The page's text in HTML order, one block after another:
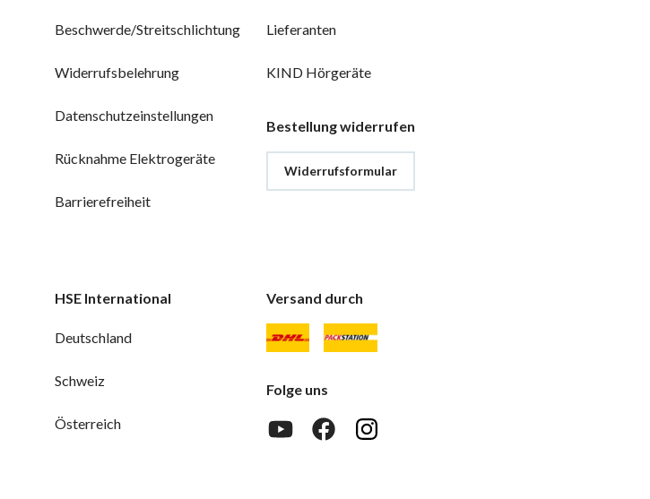
Beschwerde/Streitschlichtung
Widerrufsbelehrung
Datenschutzeinstellungen
Rücknahme Elektrogeräte
Barrierefreiheit
Lieferanten
KIND Hörgeräte
Bestellung widerrufen
Widerrufsformular
HSE International
Deutschland
Schweiz
Österreich
Versand durch
Folge uns